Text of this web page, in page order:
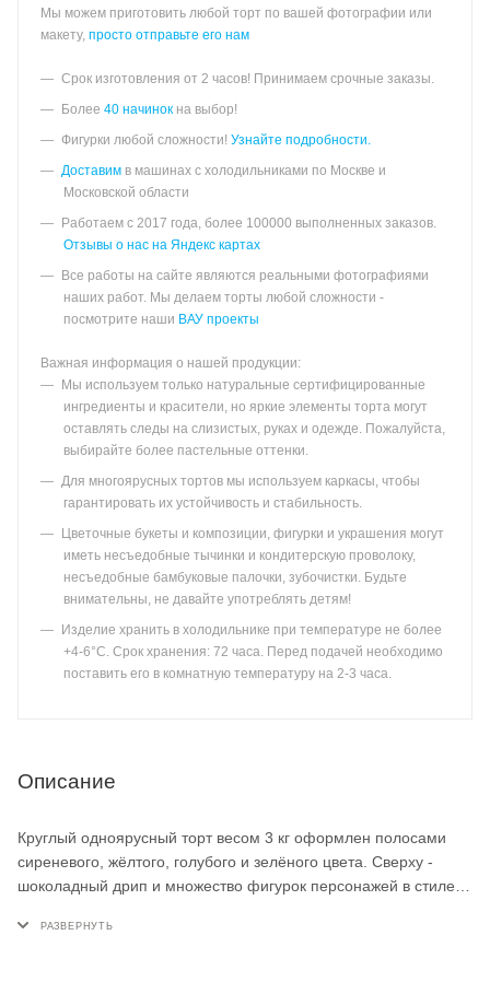
Мы можем приготовить любой торт по вашей фотографии или
макету, просто отправьте его нам
Срок изготовления от 2 часов! Принимаем срочные заказы.
Более 40 начинок на выбор!
Фигурки любой сложности! Узнайте подробности.
Доставим в машинах с холодильниками по Москве и
Московской области
Работаем с 2017 года, более 100000 выполненных заказов.
Отзывы о нас на Яндекс картах
Все работы на сайте являются реальными фотографиями
наших работ. Мы делаем торты любой сложности -
посмотрите наши ВАУ проекты
Важная информация о нашей продукции:
Мы используем только натуральные сертифицированные
ингредиенты и красители, но яркие элементы торта могут
оставлять следы на слизистых, руках и одежде. Пожалуйста,
выбирайте более пастельные оттенки.
Для многоярусных тортов мы используем каркасы, чтобы
гарантировать их устойчивость и стабильность.
Цветочные букеты и композиции, фигурки и украшения могут
иметь несъедобные тычинки и кондитерскую проволоку,
несъедобные бамбуковые палочки, зубочистки. Будьте
внимательны, не давайте употреблять детям!
Изделие хранить в холодильнике при температуре не более
+4-6°С. Срок хранения: 72 часа. Перед подачей необходимо
поставить его в комнатную температуру на 2-3 часа.
Описание
Круглый одноярусный торт весом 3 кг оформлен полосами
сиреневого, жёлтого, голубого и зелёного цвета. Сверху -
шоколадный дрип и множество фигурок персонажей в стиле
Декор дополнен вафельным рожком, разноцветными